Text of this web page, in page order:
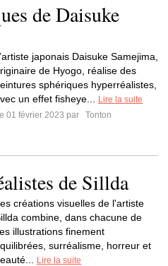
de Daisuke
japonais Daisuke Samejima,
de Hyogo, réalise des
sphériques hyperréalistes,
un effet fisheye...
Lire la suite
01 février 2023 par
Tonton
de Sillda
créations visuelles de l'artiste
combine, dans chacune de
illustrations finement
surréalisme, horreur et
Lire la suite